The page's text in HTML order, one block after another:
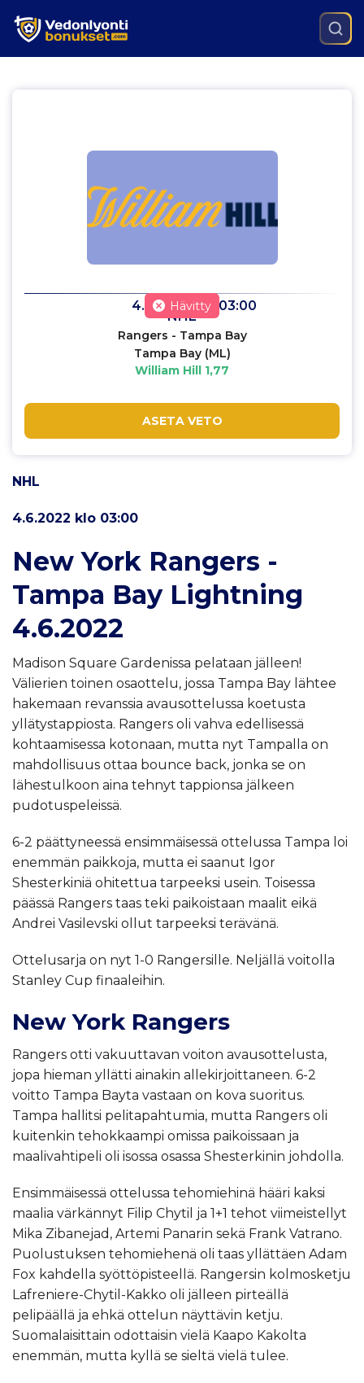
4.6.2022 klo 03:00
NHL
Rangers - Tampa Bay
Tampa Bay (ML)
William Hill 1,77
Hävitty
ASETA VETO
NHL
4.6.2022 klo 03:00
New York Rangers -
Tampa Bay Lightning
4.6.2022
Madison Square Gardenissa pelataan jälleen!
Välierien toinen osaottelu, jossa Tampa Bay lähtee
hakemaan revanssia avausottelussa koetusta
yllätystappiosta. Rangers oli vahva edellisessä
kohtaamisessa kotonaan, mutta nyt Tampalla on
mahdollisuus ottaa bounce back, jonka se on
lähestulkoon aina tehnyt tappionsa jälkeen
pudotuspeleissä.
6-2 päättyneessä ensimmäisessä ottelussa Tampa loi
enemmän paikkoja, mutta ei saanut Igor
Shesterkiniä ohitettua tarpeeksi usein. Toisessa
päässä Rangers taas teki paikoistaan maalit eikä
Andrei Vasilevski ollut tarpeeksi terävänä.
Ottelusarja on nyt 1-0 Rangersille. Neljällä voitolla
Stanley Cup finaaleihin.
New York Rangers
Rangers otti vakuuttavan voiton avausottelusta,
jopa hieman yllätti ainakin allekirjoittaneen. 6-2
voitto Tampa Bayta vastaan on kova suoritus.
Tampa hallitsi pelitapahtumia, mutta Rangers oli
kuitenkin tehokkaampi omissa paikoissaan ja
maalivahtipeli oli isossa osassa Shesterkinin johdolla.
Ensimmäisessä ottelussa tehomiehinä hääri kaksi
maalia värkännyt Filip Chytil ja 1+1 tehot viimeistellyt
Mika Zibanejad, Artemi Panarin sekä Frank Vatrano.
Puolustuksen tehomiehenä oli taas yllättäen Adam
Fox kahdella syöttöpisteellä. Rangersin kolmosketju
Lafreniere-Chytil-Kakko oli jälleen pirteällä
pelipäällä ja ehkä ottelun näyttävin ketju.
Suomalaisittain odottaisin vielä Kaapo Kakolta
enemmän, mutta kyllä se sieltä vielä tulee.